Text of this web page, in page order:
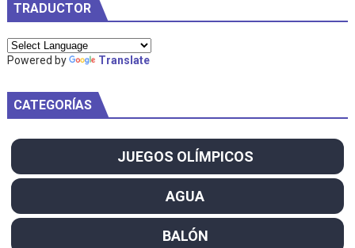
TRADUCTOR
Powered by Translate
CATEGORÍAS
JUEGOS OLÍMPICOS
AGUA
BALÓN